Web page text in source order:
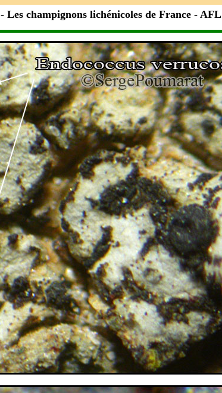
- Les champignons lichénicoles de France - AFL